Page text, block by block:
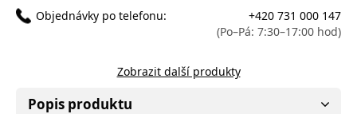
Objednávky po telefonu:
+420 731 000 147
(Po–Pá: 7:30–17:00 hod)
Zobrazit další produkty
Popis produktu